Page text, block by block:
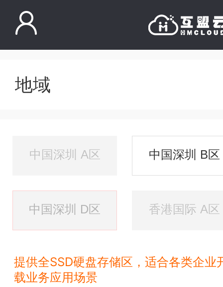
地域
中国深圳 A区 中国深圳 B区
中国深圳 D区 香港国际 A区
提供全SSD硬盘存储区，适合各类企
载业务应用场景